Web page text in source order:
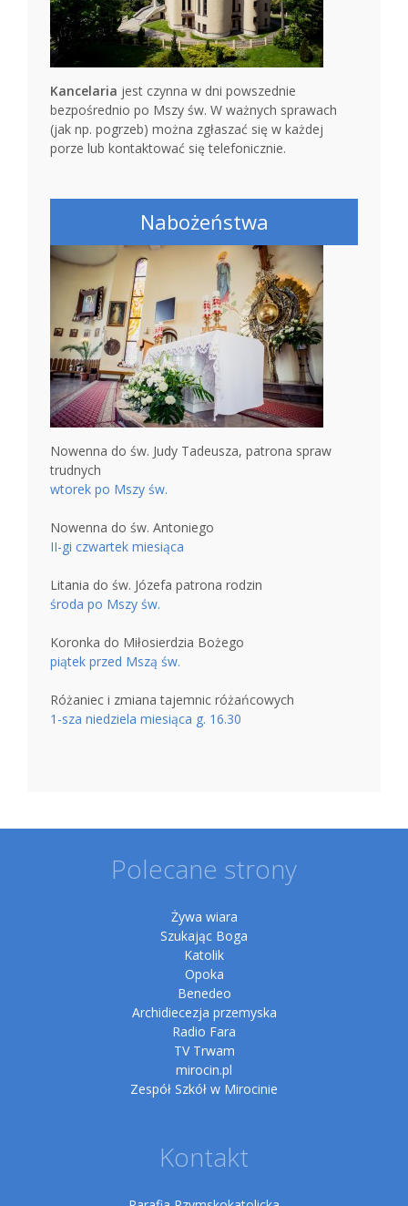
Kancelaria jest czynna w dni powszednie
bezpośrednio po Mszy św. W ważnych sprawach
(jak np. pogrzeb) można zgłaszać się w każdej
porze lub kontaktować się telefonicznie.
Nabożeństwa
Nowenna do św. Judy Tadeusza, patrona spraw
trudnych
wtorek po Mszy św.
Nowenna do św. Antoniego
II-gi czwartek miesiąca
Litania do św. Józefa patrona rodzin
środa po Mszy św.
Koronka do Miłosierdzia Bożego
piątek przed Mszą św.
Różaniec i zmiana tajemnic różańcowych
1-sza niedziela miesiąca g. 16.30
Polecane strony
Żywa wiara
Szukając Boga
Katolik
Opoka
Benedeo
Archidiecezja przemyska
Radio Fara
TV Trwam
mirocin.pl
Zespół Szkół w Mirocinie
Kontakt